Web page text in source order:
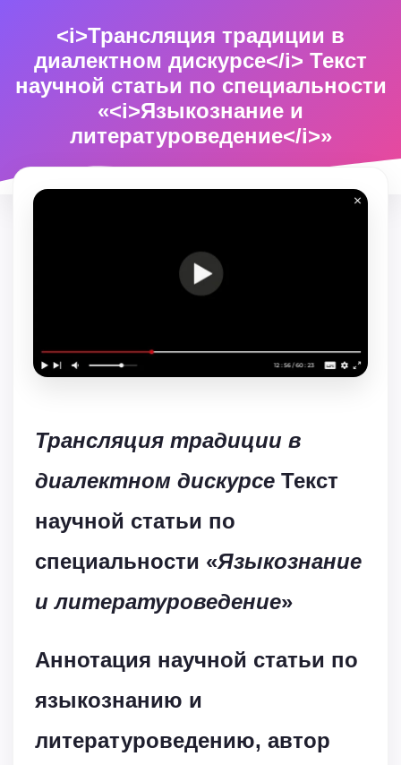
<i>Трансляция традиции в
диалектном дискурсе</i> Текст
научной статьи по специальности
«<i>Языкознание и
литературоведение</i>»
Трансляция традиции в
диалектном дискурсе Текст
научной статьи по
специальности «Языкознание
и литературоведение»
Аннотация научной статьи по
языкознанию и
литературоведению, автор